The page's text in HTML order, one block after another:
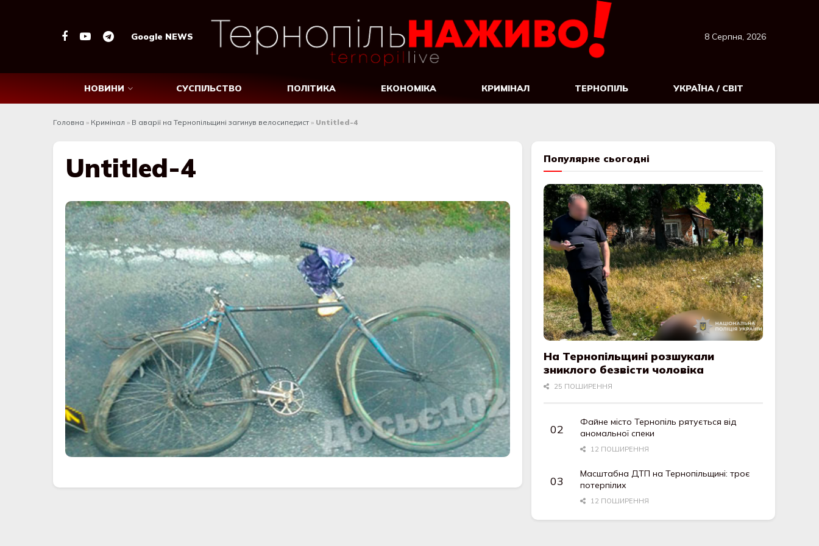
Google NEWS 8 Серпня, 2026
НОВИНИ СУСПІЛЬСТВО ПОЛІТИКА ЕКОНОМІКА КРИМІНАЛ ТЕРНОПІЛЬ УКРАЇНА / СВІТ
Головна » Кримінал » В аварії на Тернопільщині загинув велосипедист » Untitled-4
Untitled-4 Популярне сьогодні
На Тернопільщині розшукали
зниклого безвісти чоловіка
25 ПОШИРЕННЯ
Файне місто Тернопіль рятується від
аномальної спеки
12 ПОШИРЕННЯ
Масштабна ДТП на Тернопільщині: троє
потерпілих
12 ПОШИРЕННЯ